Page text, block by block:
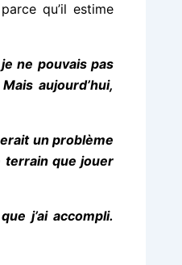
qu’il estime
ne pouvais pas
aujourd’hui,
un problème
terrain que jouer
j’ai accompli.